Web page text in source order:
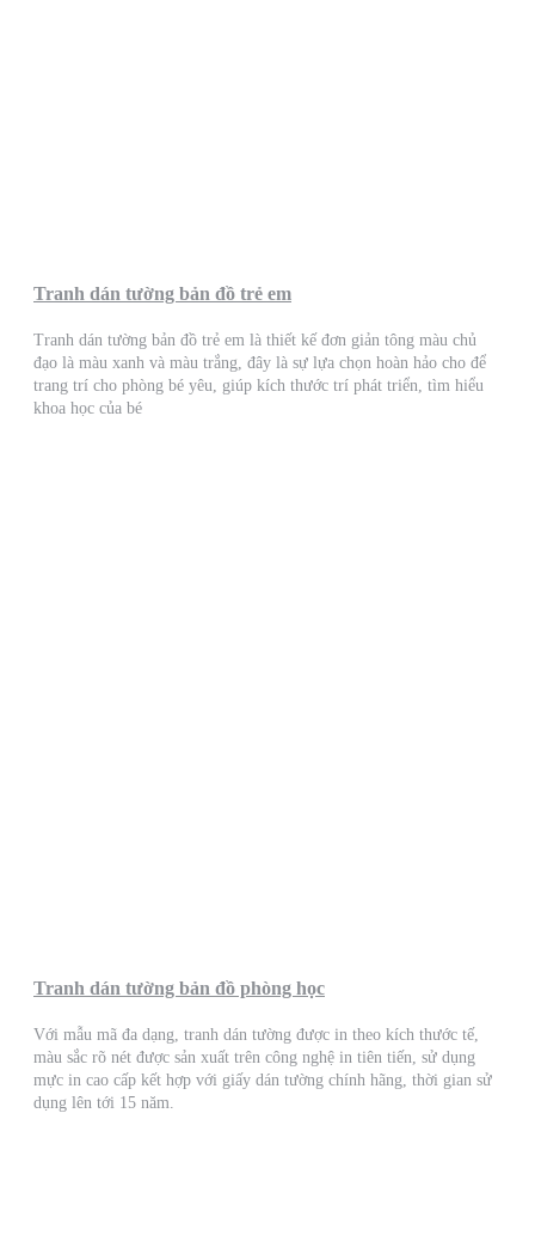
Tranh dán tường bản đồ trẻ em
Tranh dán tường bản đồ trẻ em là thiết kế đơn giản tông màu chủ
đạo là màu xanh và màu trắng, đây là sự lựa chọn hoàn hảo cho để
trang trí cho phòng bé yêu, giúp kích thước trí phát triển, tìm hiểu
khoa học của bé
Tranh dán tường bản đồ phòng học
Với mẫu mã đa dạng, tranh dán tường được in theo kích thước tế,
màu sắc rõ nét được sản xuất trên công nghệ in tiên tiến, sử dụng
mực in cao cấp kết hợp với giấy dán tường chính hãng, thời gian sử
dụng lên tới 15 năm.